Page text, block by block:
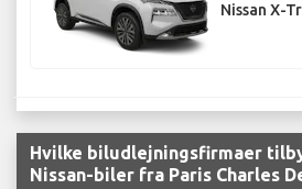
Nissan X-
Hvilke biludlejningsfirmaer
Nissan-biler fra Paris Charles